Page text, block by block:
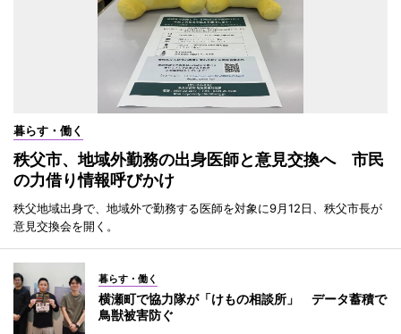
暮らす・働く
秩父市、地域外勤務の出身医師と意見交換へ 市民
の力借り情報呼びかけ
秩父地域出身で、地域外で勤務する医師を対象に9月12日、秩父市長が
意見交換会を開く。
暮らす・働く
横瀬町で協力隊が「けもの相談所」 データ蓄積で
鳥獣被害防ぐ